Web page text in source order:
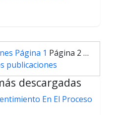
Página 1 Página 2 …
publicaciones
descargadas
En El Proceso